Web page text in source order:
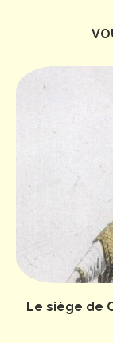
Le siège de